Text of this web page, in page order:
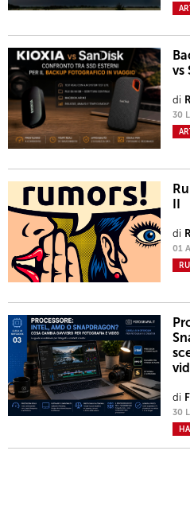
vs
di
30
II
di
01
di
30